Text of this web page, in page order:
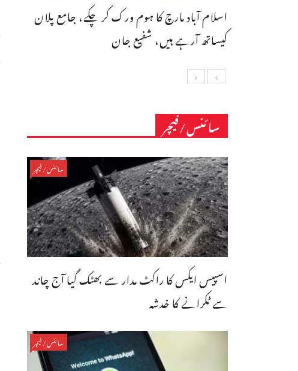
اسلام آباد مارچ کا ہوم ورک کر چکے، جامع پلان
کیساتھ آرہے ہیں، شفیع جان
سائنس/فیچر
سائنس/فیچر
اسپیس ایکس کا راکٹ مدار سے بھٹک گیا آج چاند
سے ٹکرانے کا خدشہ
سائنس/فیچر